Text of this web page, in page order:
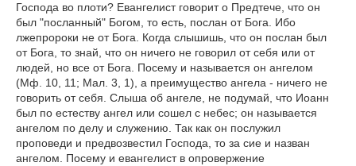
Господа во плоти? Евангелист говорит о Предтече, что он
был "посланный" Богом, то есть, послан от Бога. Ибо
лжепророки не от Бога. Когда слышишь, что он послан был
от Бога, то знай, что он ничего не говорил от себя или от
людей, но все от Бога. Посему и называется он ангелом
(Мф. 10, 11; Мал. 3, 1), а преимущество ангела - ничего не
говорить от себя. Слыша об ангеле, не подумай, что Иоанн
был по естеству ангел или сошел с небес; он называется
ангелом по делу и служению. Так как он послужил
проповеди и предвозвестил Господа, то за сие и назван
ангелом. Посему и евангелист в опровержение